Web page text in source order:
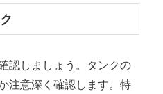
認しましょう。タンクの
注意深く確認します。特